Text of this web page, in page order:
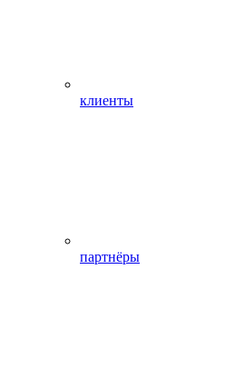
клиенты
партнёры